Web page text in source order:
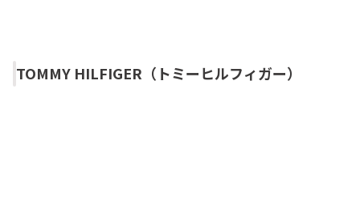
TOMMY HILFIGER（トミーヒルフィガー）